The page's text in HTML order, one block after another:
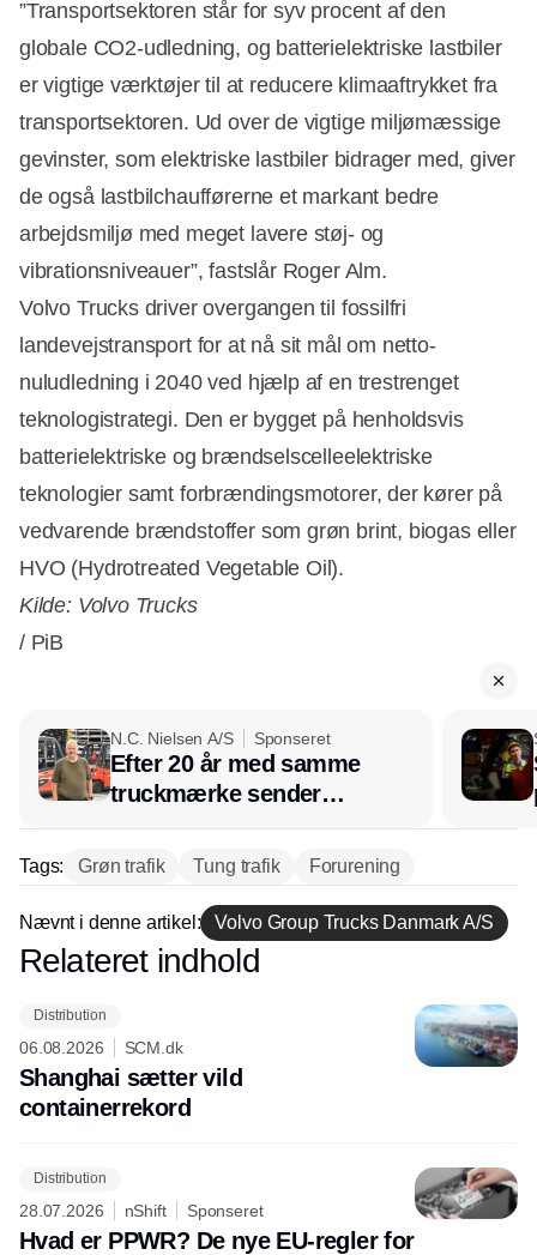
”Transportsektoren står for syv procent af den
globale CO2-udledning, og batterielektriske lastbiler
er vigtige værktøjer til at reducere klimaaftrykket fra
transportsektoren. Ud over de vigtige miljømæssige
gevinster, som elektriske lastbiler bidrager med, giver
de også lastbilchaufførerne et markant bedre
arbejdsmiljø med meget lavere støj- og
vibrationsniveauer”, fastslår Roger Alm.
Volvo Trucks driver overgangen til fossilfri
landevejstransport for at nå sit mål om netto-
nuludledning i 2040 ved hjælp af en trestrenget
teknologistrategi. Den er bygget på henholdsvis
batterielektriske og brændselscelleelektriske
teknologier samt forbrændingsmotorer, der kører på
vedvarende brændstoffer som grøn brint, biogas eller
HVO (Hydrotreated Vegetable Oil).
Kilde: Volvo Trucks
/ PiB
N.C. Nielsen A/S Sponseret
Efter 20 år med samme
truckmærke sender
lagerchef stafetten videre
hos INOX
Tags: Grøn trafik Tung trafik Forurening
Nævnt i denne artikel: Volvo Group Trucks Danmark A/S
Annonce
Relateret indhold
Distribution
06.08.2026 SCM.dk
Shanghai sætter vild
containerrekord
Distribution
28.07.2026 nShift Sponseret
Hvad er PPWR? De nye EU-regler for